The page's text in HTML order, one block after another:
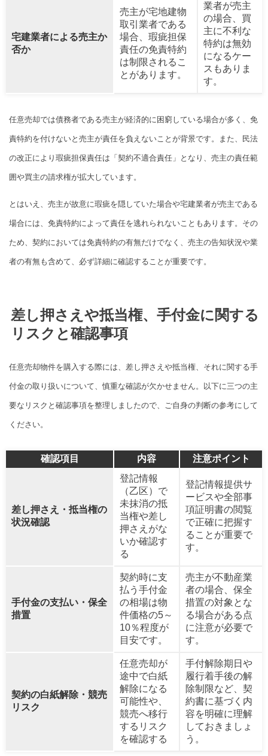
宅建業者による売主か
否か
売主が宅地建物
取引業者である
場合、瑕疵担保
責任の免責特約
は制限されるこ
とがあります。
業者が売主
の場合、買
主に不利な
特約は無効
になるケー
スもありま
す。
任意売却では債務者である売主が経済的に困窮している場合が多く、免
責特約を付けないと売主が責任を負えないことが背景です。また、民法
の改正により瑕疵担保責任は「契約不適合責任」となり、売主の責任範
囲や買主の請求権が拡大しています。
とはいえ、売主が故意に瑕疵を隠していた場合や宅建業者が売主である
場合には、免責特約によって責任を逃れられないこともあります。その
ため、契約においては免責特約の有無だけでなく、売主の告知状況や業
者の有無も含めて、必ず詳細に確認することが重要です。
差し押さえや抵当権、手付金に関する
リスクと確認事項
任意売却物件を購入する際には、差し押さえや抵当権、それに関する手
付金の取り扱いについて、慎重な確認が欠かせません。以下に三つの主
要なリスクと確認事項を整理しましたので、ご自身の判断の参考にして
ください。
確認項目 内容 注意ポイント
差し押さえ・抵当権の
状況確認
登記情報
（乙区）で
未抹消の抵
当権や差し
押さえがな
いか確認す
る
登記情報提供サ
ービスや全部事
項証明書の閲覧
で正確に把握す
ることが重要で
す。
手付金の支払い・保全
措置
契約時に支
払う手付金
の相場は物
件価格の5～
10％程度が
目安です。
売主が不動産業
者の場合、保全
措置の対象とな
る場合がある点
に注意が必要で
す。
契約の白紙解除・競売
リスク
任意売却が
途中で白紙
解除になる
可能性や、
競売へ移行
するリスク
を確認する
手付解除期日や
履行着手後の解
除制限など、契
約書に基づく内
容を明確に理解
しておきましょ
う。